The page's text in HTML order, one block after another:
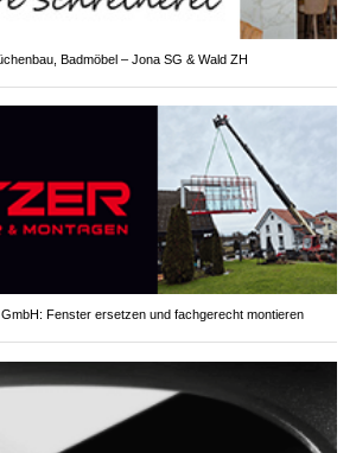
Badmöbel – Jona SG & Wald ZH
Fenster ersetzen und fachgerecht montieren